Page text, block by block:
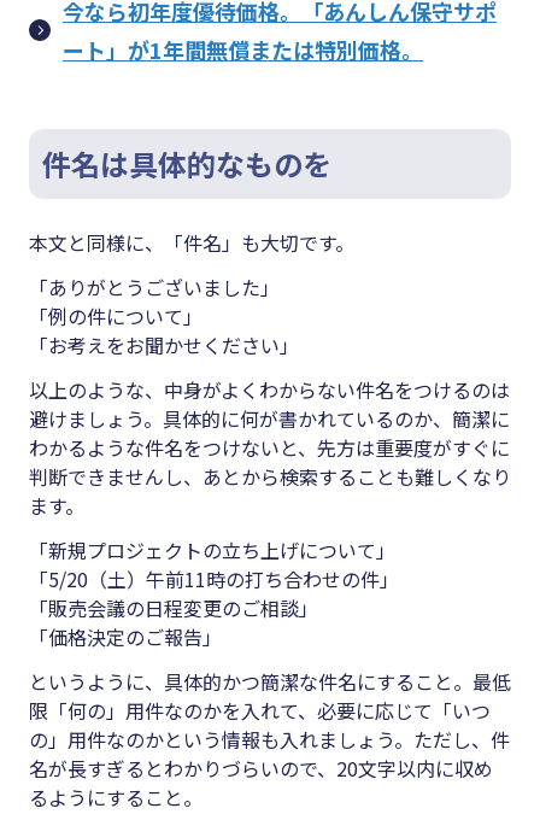
今なら初年度優待価格。「あんしん保守サポ
ート」が1年間無償または特別価格。
件名は具体的なものを
本文と同様に、「件名」も大切です。
「ありがとうございました」
「例の件について」
「お考えをお聞かせください」
以上のような、中身がよくわからない件名をつけるのは
避けましょう。具体的に何が書かれているのか、簡潔に
わかるような件名をつけないと、先方は重要度がすぐに
判断できませんし、あとから検索することも難しくなり
ます。
「新規プロジェクトの立ち上げについて」
「5/20（土）午前11時の打ち合わせの件」
「販売会議の日程変更のご相談」
「価格決定のご報告」
というように、具体的かつ簡潔な件名にすること。最低
限「何の」用件なのかを入れて、必要に応じて「いつ
の」用件なのかという情報も入れましょう。ただし、件
名が長すぎるとわかりづらいので、20文字以内に収め
るようにすること。